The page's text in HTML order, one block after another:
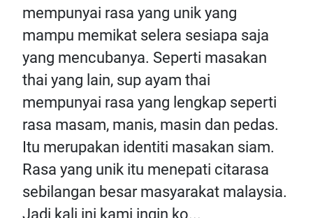
mempunyai rasa yang unik yang
mampu memikat selera sesiapa saja
yang mencubanya. Seperti masakan
thai yang lain, sup ayam thai
mempunyai rasa yang lengkap seperti
rasa masam, manis, masin dan pedas.
Itu merupakan identiti masakan siam.
Rasa yang unik itu menepati citarasa
sebilangan besar masyarakat malaysia.
Jadi kali ini kami ingin ko...